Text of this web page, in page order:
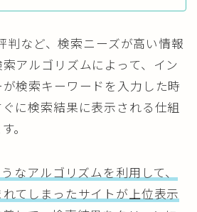
判など、検索ニーズが高い情報
アルゴリズムによって、イン
検索キーワードを入力した時
に検索結果に表示される仕組
。
なアルゴリズムを利用して、
てしまったサイトが上位表示